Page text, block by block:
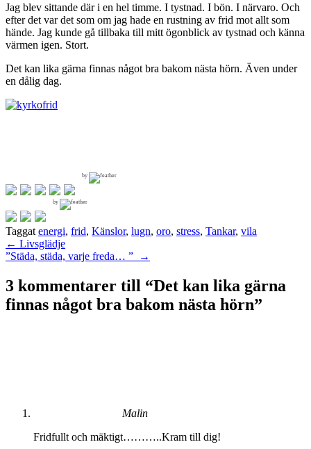
Jag blev sittande där i en hel timme. I tystnad. I bön. I närvaro. Och
efter det var det som om jag hade en rustning av frid mot allt som
hände. Jag kunde gå tillbaka till mitt ögonblick av tystnad och känna
värmen igen. Stort.
Det kan lika gärna finnas något bra bakom nästa hörn. Även under
en dålig dag.
by
by
Taggat energi, frid, Känslor, lugn, oro, stress, Tankar, vila
Inläggsnavigering
← Livsglädje
”Städa, städa, varje freda… ”
→
3 kommentarer till “Det kan lika gärna
finnas något bra bakom nästa hörn”
Malin
Fridfullt och mäktigt………..Kram till dig!